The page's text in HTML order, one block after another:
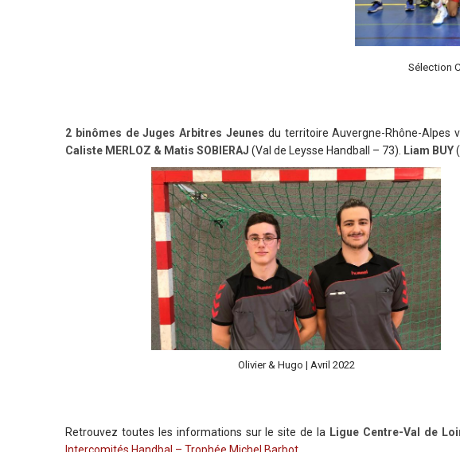
Sélection
2 binômes de Juges Arbitres Jeunes du territoire Auvergne-Rhône-Alpes
Caliste MERLOZ & Matis SOBIERAJ (Val de Leysse Handball – 73). Liam BUY
Olivier & Hugo | Avril 2022
Retrouvez toutes les informations sur le site de la Ligue Centre-Val de